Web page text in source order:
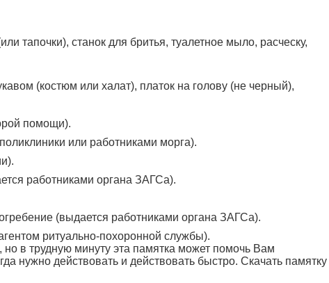
тапочки), станок для бритья, туалетное мыло, расческу,
(костюм или халат), платок на голову (не черный),
помощи).
или работниками морга).
работниками органа ЗАГСа).
(выдается работниками органа ЗАГСа).
ритуально-похоронной службы).
но в трудную минуту эта памятка может помочь Вам
нужно действовать и действовать быстро. Скачать памятку